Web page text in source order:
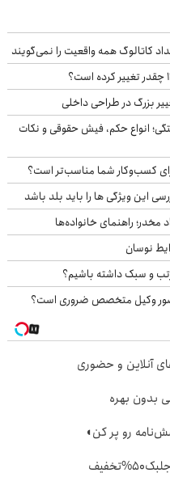
کاتالوگ همه واقعیت را نمی‌گویند
بزرگ در طراحی داخلی
انواع حکم، فیش حقوقی و نکات
کسب‌وکار شما مناسب‌تر است؟
این ویژگی ها را باید بلد باشد
نوسان
و سبک داشته باشیم؟
حضور وکیل متخصص ضروری است؟
بدون بهره
رو پر کن◖